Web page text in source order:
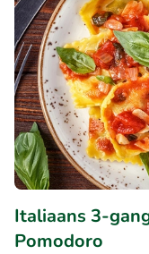
Italiaans 3-
Pomodoro